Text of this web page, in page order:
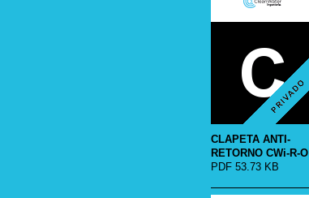
CLAPETA ANTI-
RETORNO CWi-R-O
PDF 53.73 KB